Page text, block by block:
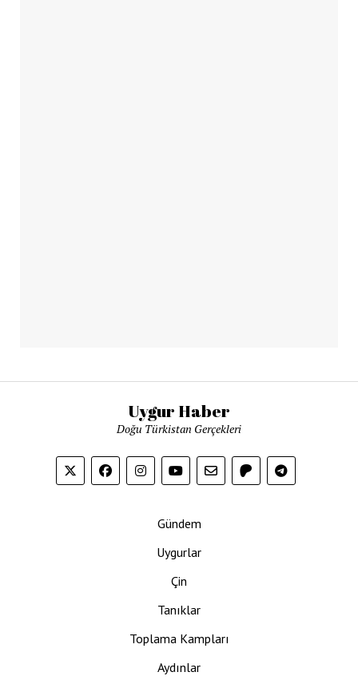
Uygur Haber
Doğu Türkistan Gerçekleri
Gündem
Uygurlar
Çin
Tanıklar
Toplama Kampları
Aydınlar